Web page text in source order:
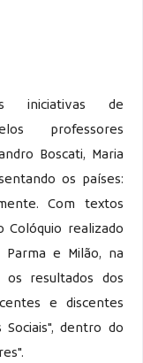
iniciativas de
professores
Boscati, Maria
os países:
Com textos
realizado
e Milão, na
resultados dos
e discentes
dentro do